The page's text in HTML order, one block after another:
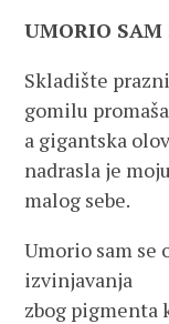
UMORIO SAM
Skladište
gomilu
a gigantska
nadrasla je
malog sebe.
Umorio sam se
izvinjavanja
zbog pigmenta